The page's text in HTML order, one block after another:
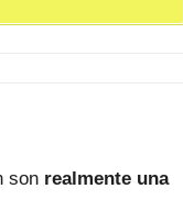
son realmente una